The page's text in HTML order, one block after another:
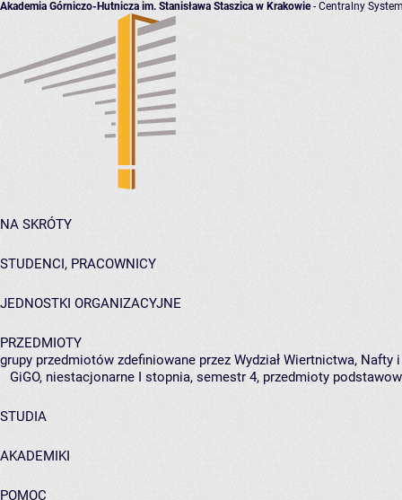
Akademia Górniczo-Hutnicza im. Stanisława Staszica w Krakowie- Centralny
NA SKRÓTY
STUDENCI, PRACOWNICY
JEDNOSTKI ORGANIZACYJNE
PRZEDMIOTY
grupy przedmiotów zdefiniowane przez Wydział Wiertnictwa, Nafty i
GiGO, niestacjonarne I stopnia, semestr 4, przedmioty
STUDIA
AKADEMIKI
POMOC